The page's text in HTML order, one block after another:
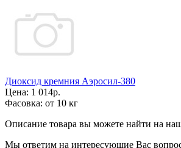
Диоксид кремния Аэросил-380
Цена: 1 014р.
Фасовка: от 10 кг
Описание товара вы можете найти на
Мы ответим на интересующие Вас